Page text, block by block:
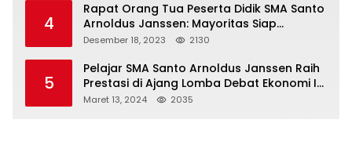
4
Rapat Orang Tua Peserta Didik SMA Santo
Arnoldus Janssen: Mayoritas Siap
Mendukung Komite Sekolah
Desember 18, 2023 2130
5
Pelajar SMA Santo Arnoldus Janssen Raih
Prestasi di Ajang Lomba Debat Ekonomi IV,
Gelar Best Speaker Diraih Viantri Azi
Maret 13, 2024 2035